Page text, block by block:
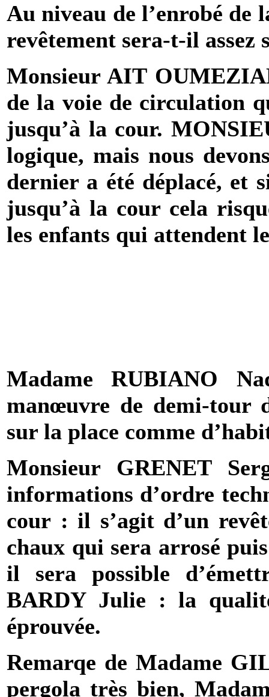
Au niveau de l’enrobé de
revêtement sera-t-il
Monsieur AIT
de la voie de circulation
jusqu’à la cour.
logique, mais nous
dernier a été déplacé, et
jusqu’à la cour cela
les enfants qui attendent
Madame RUBIANO
manœuvre de demi-tour
sur la place comme
Monsieur GRENET
informations d’ordre
cour : il s’agit d’un
chaux qui sera arrosé
il sera possible
BARDYJulie : la
éprouvée.
Remarqe de Madame
pergola très bien,